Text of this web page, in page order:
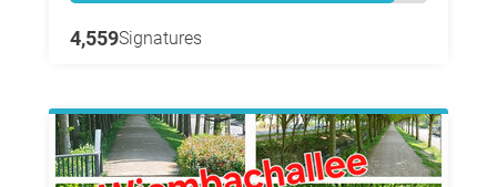
4,559Signatures